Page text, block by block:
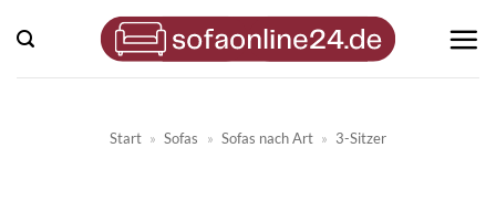
Inhalt
springen
Start » Sofas » Sofas nach Art » 3-Sitzer